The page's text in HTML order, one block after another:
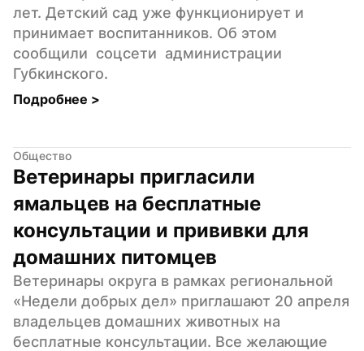
лет. Детский сад уже функционирует и
принимает воспитанников. Об этом
сообщили  соцсети  администрации
Губкинского.
Подробнее >
Общество
Ветеринары пригласили
ямальцев на бесплатные
консультации и прививки для
домашних питомцев
Ветеринары округа в рамках региональной
«Недели добрых дел» приглашают 20 апреля
владельцев домашних животных на
бесплатные консультации. Все желающие